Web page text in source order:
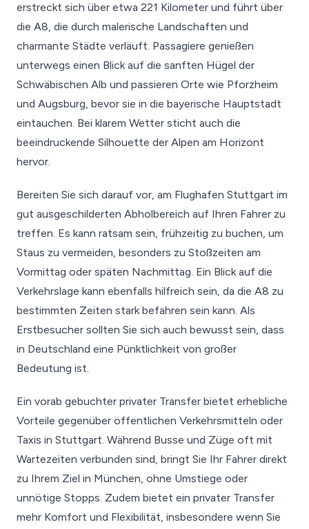
erstreckt sich über etwa 221 Kilometer und führt über
die A8, die durch malerische Landschaften und
charmante Städte verläuft. Passagiere genießen
unterwegs einen Blick auf die sanften Hügel der
Schwäbischen Alb und passieren Orte wie Pforzheim
und Augsburg, bevor sie in die bayerische Hauptstadt
eintauchen. Bei klarem Wetter sticht auch die
beeindruckende Silhouette der Alpen am Horizont
hervor.
Bereiten Sie sich darauf vor, am Flughafen Stuttgart im
gut ausgeschilderten Abholbereich auf Ihren Fahrer zu
treffen. Es kann ratsam sein, frühzeitig zu buchen, um
Staus zu vermeiden, besonders zu Stoßzeiten am
Vormittag oder späten Nachmittag. Ein Blick auf die
Verkehrslage kann ebenfalls hilfreich sein, da die A8 zu
bestimmten Zeiten stark befahren sein kann. Als
Erstbesucher sollten Sie sich auch bewusst sein, dass
in Deutschland eine Pünktlichkeit von großer
Bedeutung ist.
Ein vorab gebuchter privater Transfer bietet erhebliche
Vorteile gegenüber öffentlichen Verkehrsmitteln oder
Taxis in Stuttgart. Während Busse und Züge oft mit
Wartezeiten verbunden sind, bringt Sie Ihr Fahrer direkt
zu Ihrem Ziel in München, ohne Umstiege oder
unnötige Stopps. Zudem bietet ein privater Transfer
mehr Komfort und Flexibilität, insbesondere wenn Sie